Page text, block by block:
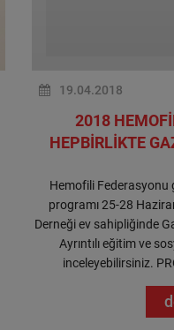
19.04.2018
2018
HEPBİRLİKTE
Hemofili Federasyonu
programı 25-28
Derneği ev sahipliğinde
Ayrıntılı eğitim ve
inceleyebilirsiniz.